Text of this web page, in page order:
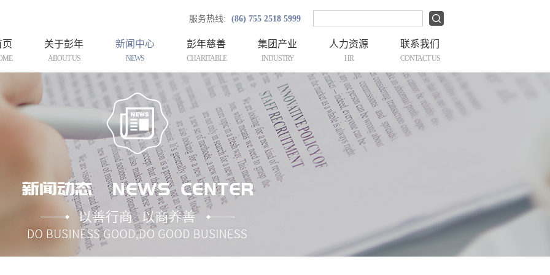
服务热线: (86) 755 2518 5999
页
ABOUT US
关于彭年
NEWS
新闻中心
CHARITABLE
彭年慈善
INDUSTRY
集团产业
HR
人力资源
CONTACT US
联系我们